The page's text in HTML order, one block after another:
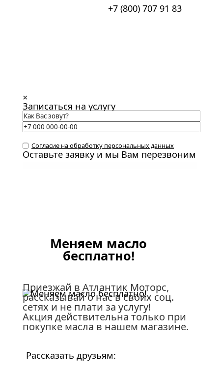
+7 (800) 707 91 83
×
Записаться на услугу
Согласие на обработку персональных данных
Оставьте заявку и мы Вам перезвоним
Меняем масло
бесплатно!
Приезжай в Атлантик Моторс,
рассказывай о нас в своих соц.
сетях и не плати за услугу!
Акция действительна только при
покупке масла в нашем магазине.
Рассказать друзьям: